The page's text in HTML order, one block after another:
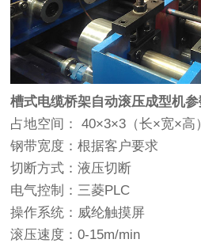
槽式电缆桥架自动滚压成型机参
占地空间： 40×3×3（长×宽×高
钢带宽度：根据客户要求
切断方式：液压切断
电气控制：三菱PLC
操作系统：威纶触摸屏
滚压速度：0-15m/min